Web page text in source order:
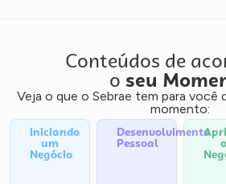
Conteúdos de
o seu
Veja o que o Sebrae tem para você
momento:
Iniciando
um
Negócio
Desenvolvimento
Pessoal o